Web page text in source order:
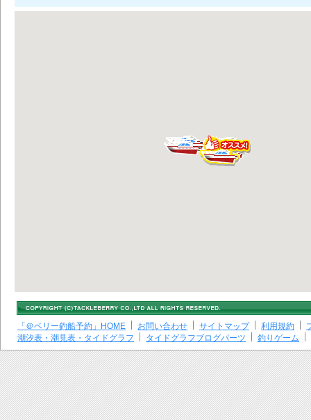
「＠ベリー釣船予約」HOME お問い合わせ サイトマップ 利用規約
潮汐表・潮見表・タイドグラフ
タイドグラフブログパーツ 釣りゲーム